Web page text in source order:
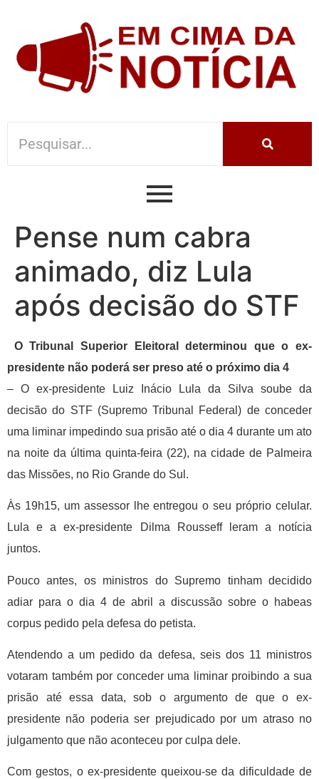
Pense num cabra
animado, diz Lula
após decisão do STF
O Tribunal Superior Eleitoral determinou que o ex-
presidente não poderá ser preso até o próximo dia 4
– O ex-presidente Luiz Inácio Lula da Silva soube da
decisão do STF (Supremo Tribunal Federal) de conceder
uma liminar impedindo sua prisão até o dia 4 durante um ato
na noite da última quinta-feira (22), na cidade de Palmeira
das Missões, no Rio Grande do Sul.
Às 19h15, um assessor lhe entregou o seu próprio celular.
Lula e a ex-presidente Dilma Rousseff leram a notícia
juntos.
Pouco antes, os ministros do Supremo tinham decidido
adiar para o dia 4 de abril a discussão sobre o habeas
corpus pedido pela defesa do petista.
Atendendo a um pedido da defesa, seis dos 11 ministros
votaram também por conceder uma liminar proibindo a sua
prisão até essa data, sob o argumento de que o ex-
presidente não poderia ser prejudicado por um atraso no
julgamento que não aconteceu por culpa dele.
Com gestos, o ex-presidente queixou-se da dificuldade de